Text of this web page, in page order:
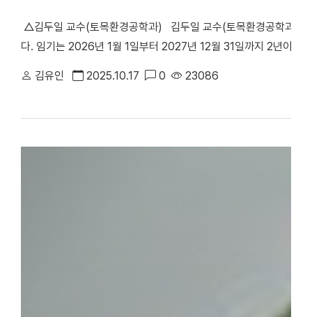
△김두일 교수(토목환경공학과) 김두일 교수(토목환경공학과)
다. 임기는 2026년 1월 1일부터 2027년 12월 31일까지 2년이
장은 “상하수도 분야의 기술개발과 전문인력 양성에 힘쓰고 정책
전에는 포스코건설, 한국과학기술연구원(KIST), 삼성건설 등에서
김유인 2025.10.17 0 23086